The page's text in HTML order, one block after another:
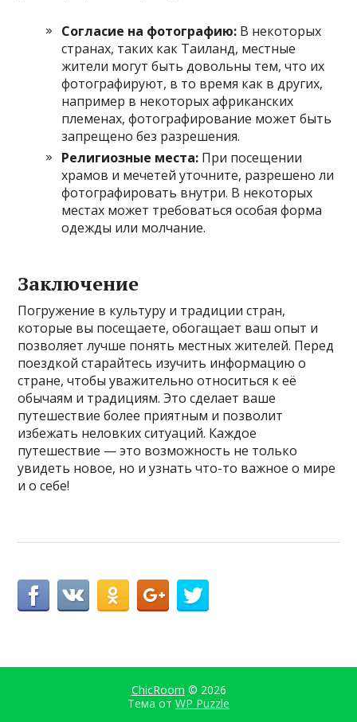
Согласие на фотографию: В некоторых
странах, таких как Таиланд, местные
жители могут быть довольны тем, что их
фотографируют, в то время как в других,
например в некоторых африканских
племенах, фотографирование может быть
запрещено без разрешения.
Религиозные места: При посещении
храмов и мечетей уточните, разрешено ли
фотографировать внутри. В некоторых
местах может требоваться особая форма
одежды или молчание.
Заключение
Погружение в культуру и традиции стран,
которые вы посещаете, обогащает ваш опыт и
позволяет лучше понять местных жителей. Перед
поездкой старайтесь изучить информацию о
стране, чтобы уважительно относиться к её
обычаям и традициям. Это сделает ваше
путешествие более приятным и позволит
избежать неловких ситуаций. Каждое
путешествие — это возможность не только
увидеть новое, но и узнать что-то важное о мире
и о себе!
ChicRoom © 2026
Тема от WP Puzzle